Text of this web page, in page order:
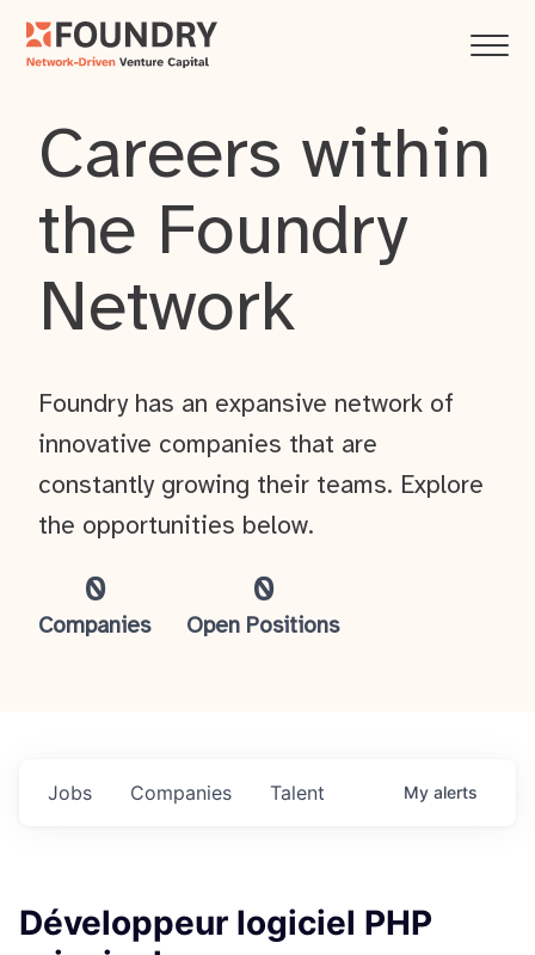
Careers within
the Foundry
Network
0
Companies
0
Open Positions
Foundry has an expansive network of
innovative companies that are
constantly growing their teams. Explore
the opportunities below.
Jobs Companies Talent My alerts
Développeur logiciel PHP